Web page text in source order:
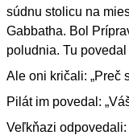
súdnu stolicu na
Gabbatha. Bol
poludnia. Tu povedal
Ale oni kričali: „Preč
Pilát im povedal:
Veľkňazi odpovedali: